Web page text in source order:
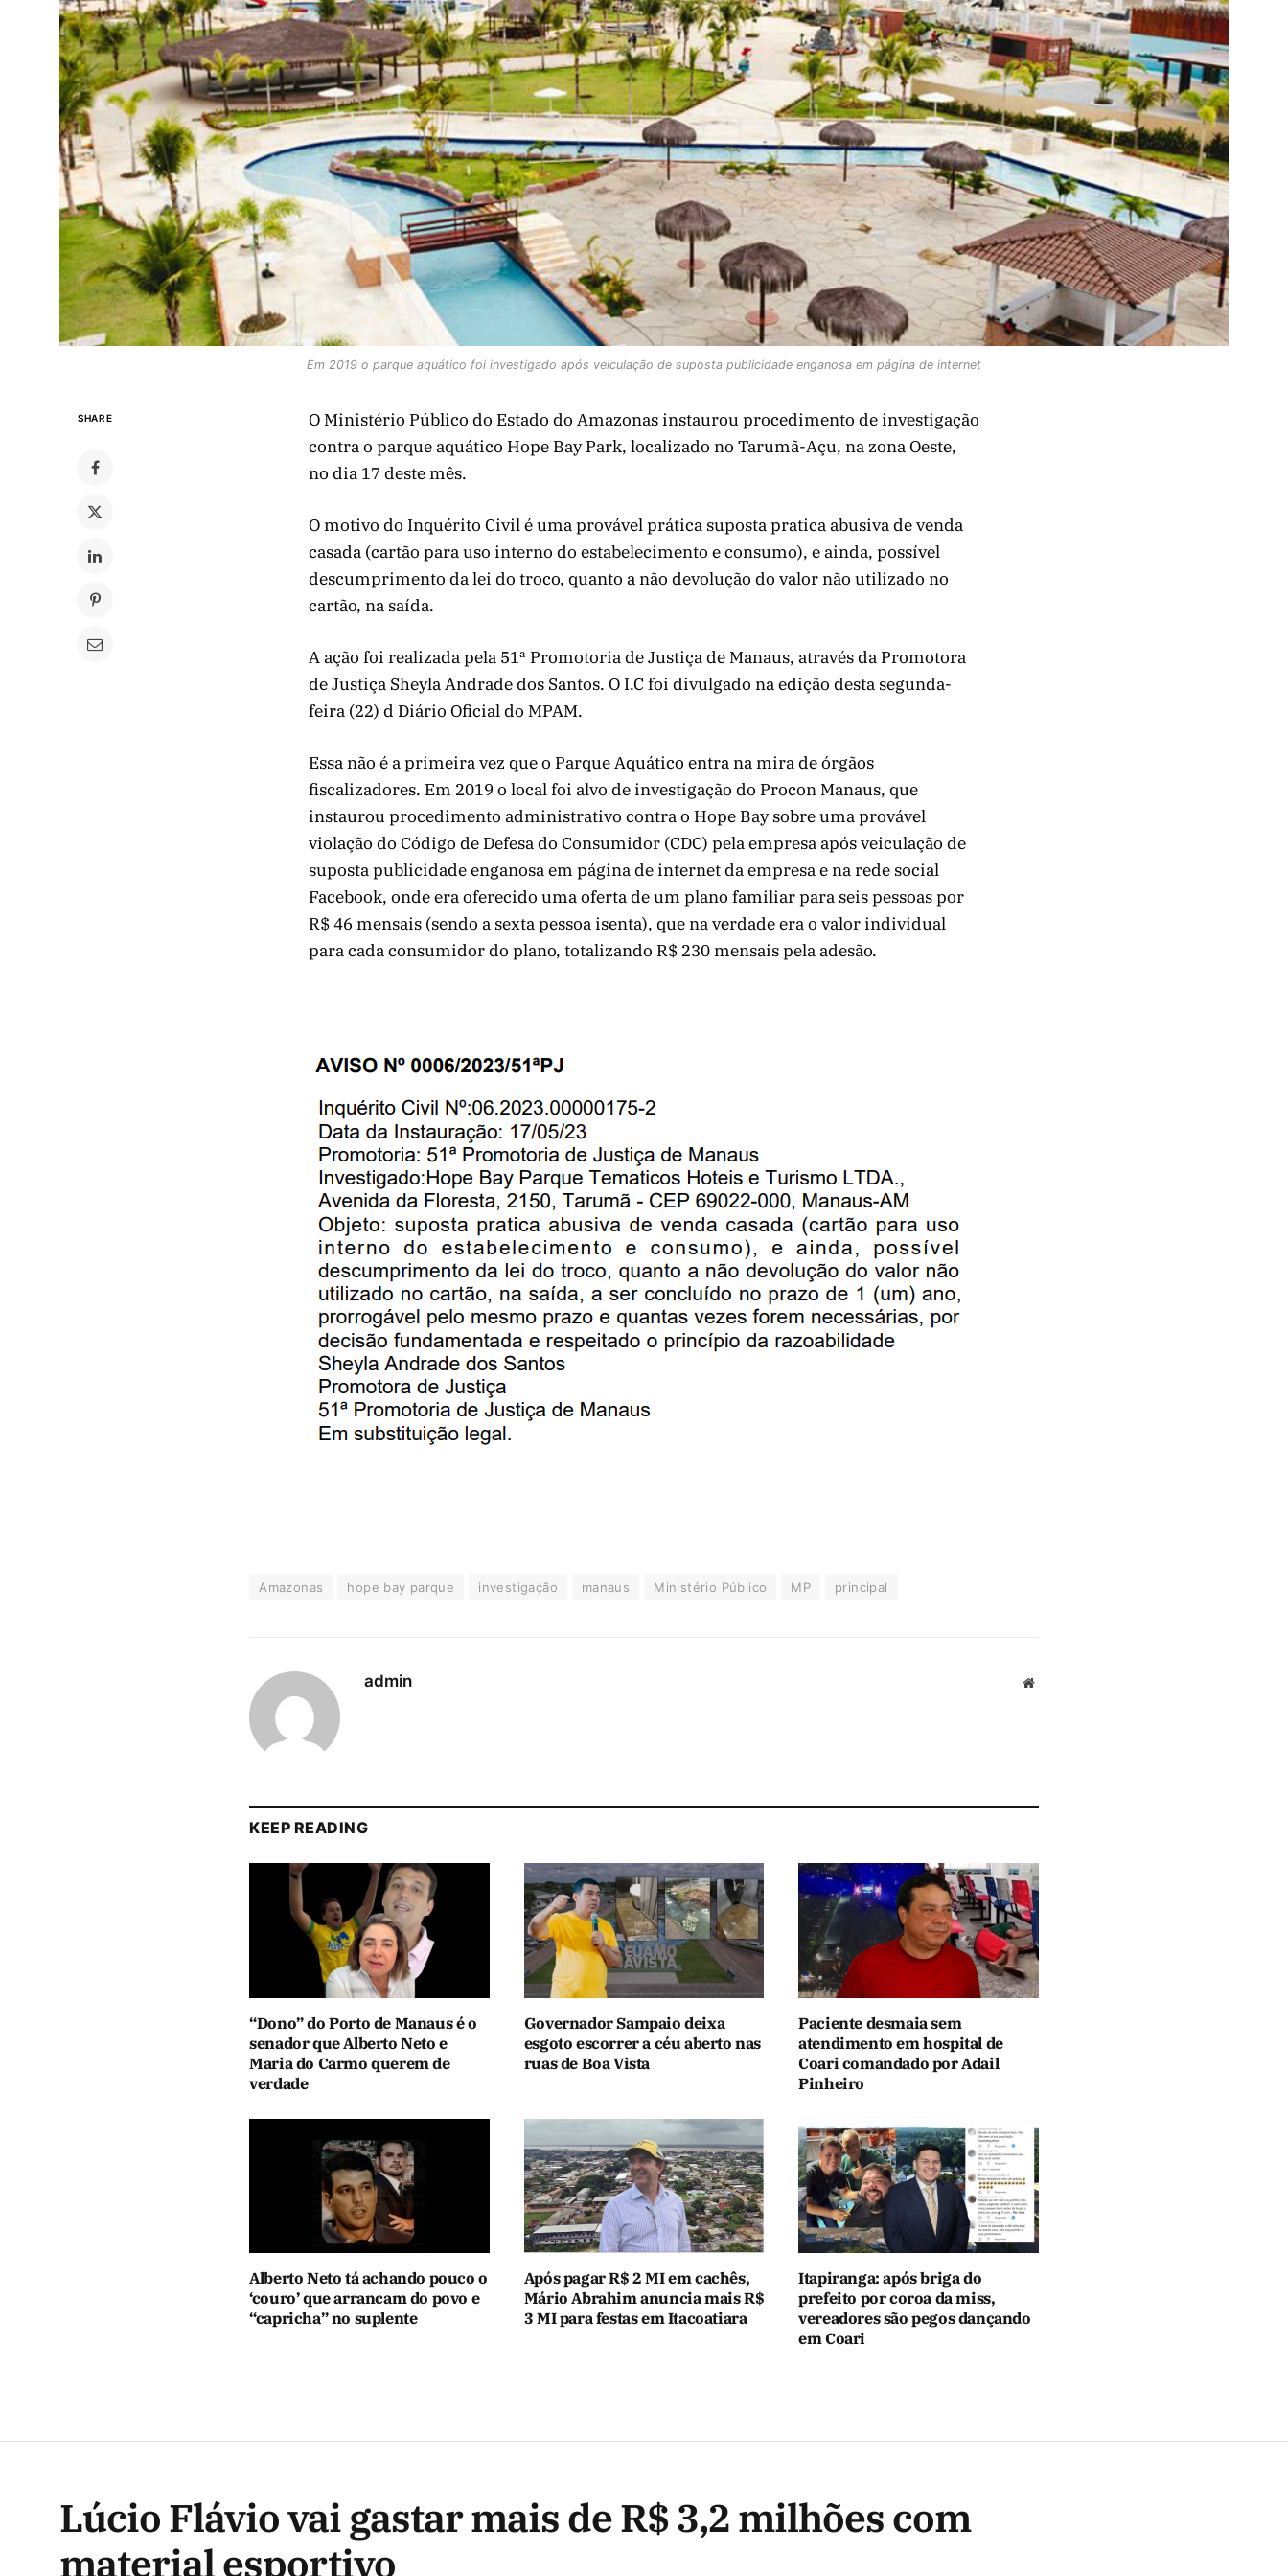
Em 2019 o parque aquático foi investigado após veiculação de suposta publicidade enganosa em página de internet
SHARE
O Ministério Público do Estado do Amazonas instaurou procedimento de investigação
contra o parque aquático Hope Bay Park, localizado no Tarumã-Açu, na zona Oeste,
no dia 17 deste mês.
O motivo do Inquérito Civil é uma provável prática suposta pratica abusiva de venda
casada (cartão para uso interno do estabelecimento e consumo), e ainda, possível
descumprimento da lei do troco, quanto a não devolução do valor não utilizado no
cartão, na saída.
A ação foi realizada pela 51ª Promotoria de Justiça de Manaus, através da Promotora
de Justiça Sheyla Andrade dos Santos. O I.C foi divulgado na edição desta segunda-
feira (22) d Diário Oficial do MPAM.
Essa não é a primeira vez que o Parque Aquático entra na mira de órgãos
fiscalizadores. Em 2019 o local foi alvo de investigação do Procon Manaus, que
instaurou procedimento administrativo contra o Hope Bay sobre uma provável
violação do Código de Defesa do Consumidor (CDC) pela empresa após veiculação de
suposta publicidade enganosa em página de internet da empresa e na rede social
Facebook, onde era oferecido uma oferta de um plano familiar para seis pessoas por
R$ 46 mensais (sendo a sexta pessoa isenta), que na verdade era o valor individual
para cada consumidor do plano, totalizando R$ 230 mensais pela adesão.
Amazonas hope bay parque investigação manaus Ministério Público MP principal
admin Website
KEEP READING
“Dono” do Porto de Manaus é o
senador que Alberto Neto e
Maria do Carmo querem de
verdade
Governador Sampaio deixa
esgoto escorrer a céu aberto nas
ruas de Boa Vista
Paciente desmaia sem
atendimento em hospital de
Coari comandado por Adail
Pinheiro
Alberto Neto tá achando pouco o
‘couro’ que arrancam do povo e
“capricha” no suplente
Após pagar R$ 2 MI em cachês,
Mário Abrahim anuncia mais R$
3 MI para festas em Itacoatiara
Itapiranga: após briga do
prefeito por coroa da miss,
vereadores são pegos dançando
em Coari
Lúcio Flávio vai gastar mais de R$ 3,2 milhões com
material esportivo